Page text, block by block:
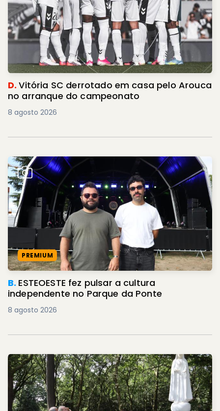
D.Vitória SC derrotado em casa pelo Arouca
no arranque do campeonato
8 agosto 2026
PREMIUM
B. ESTEOESTE fez pulsar a cultura
independente no Parque da Ponte
8 agosto 2026